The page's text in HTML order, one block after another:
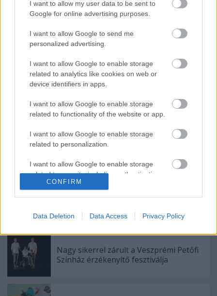
I want to allow my user data to be sent to
Google for online advertising purposes.
I want to allow Google to send me
personalized advertising.
I want to allow Google to enable storage
related to analytics like cookies on web or
device identifiers in apps.
I want to allow Google to enable storage
related to functionality of the website or app.
I want to allow Google to enable storage
related to personalization.
I want to allow Google to enable storage
related to security, including authentication
functionality and fraud prevention, and other
CONFIRM
Data Deletion Data Access Privacy Policy
A jelentkezés határideje:2014. október 1. 16 óra.
Személyesen a Budapest
Bábszínház jegypénztárában. Kérjük, hogy személyi
igazolványával azonosítsa születési dátumát! Az első
65 jelentkezőt partnerével együtt vendégül látjuk az
október 7-én 15 órakor kezdődő előadáson. A jegy
más személyre nem ruházható át és más
alkalommal nem használható fel.
Ajánlott bejegyzések:
Nagy sikerrel zárult a Veszprémi Petőfi
Színház érzékenyítő fesztiválja